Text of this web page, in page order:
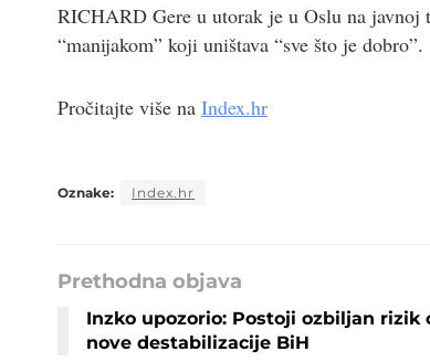
RICHARD Gere u utorak je u Oslu na javnoj
“manijakom” koji uništava “sve što je dobro”.
Pročitajte više na Index.hr
Oznake: Index.hr
Prethodna objava
Inzko upozorio: Postoji ozbiljan rizik
nove destabilizacije BiH